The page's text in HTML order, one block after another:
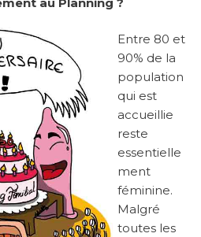
Entre 80 et
90% de la
population
qui est
accueillie
reste
essentielle
ment
féminine.
Malgré
toutes les